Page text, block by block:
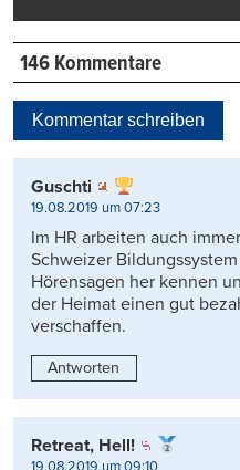
146 Kommentare
Kommentar schreiben
Guschti
19.08.2019 um 07:23
Im HR arbeiten auch
Schweizer
Hörensagen her kennen
der Heimat einen gut
verschaffen.
Antworten
Retreat, Hell!